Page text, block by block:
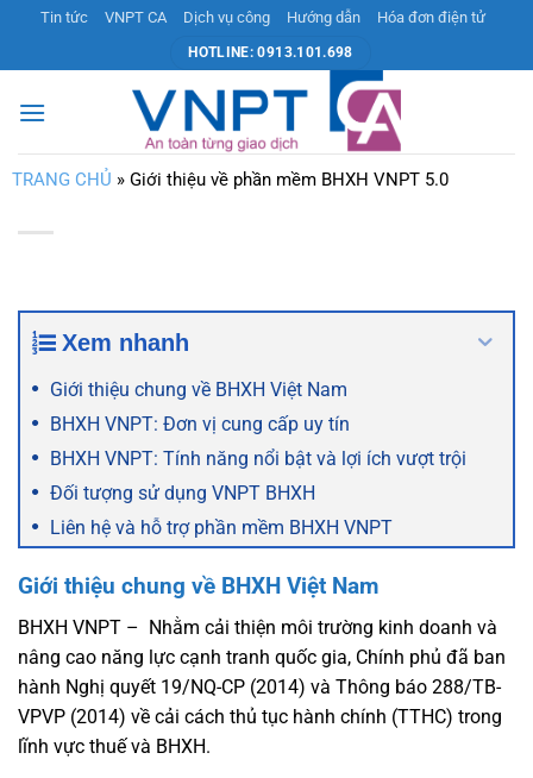
nội
dung
Tin tức VNPT CA Dịch vụ công Hướng dẫn Hóa đơn điện tử
HOTLINE: 0913.101.698
TRANG CHỦ » Giới thiệu về phần mềm BHXH VNPT 5.0
Xem nhanh
Giới thiệu chung về BHXH Việt Nam
BHXH VNPT: Đơn vị cung cấp uy tín
BHXH VNPT: Tính năng nổi bật và lợi ích vượt trội
Đối tượng sử dụng VNPT BHXH
Liên hệ và hỗ trợ phần mềm BHXH VNPT
Giới thiệu chung về BHXH Việt Nam
BHXH VNPT – Nhằm cải thiện môi trường kinh doanh và
nâng cao năng lực cạnh tranh quốc gia, Chính phủ đã ban
hành Nghị quyết 19/NQ-CP (2014) và Thông báo 288/TB-
VPVP (2014) về cải cách thủ tục hành chính (TTHC) trong
lĩnh vực thuế và BHXH.